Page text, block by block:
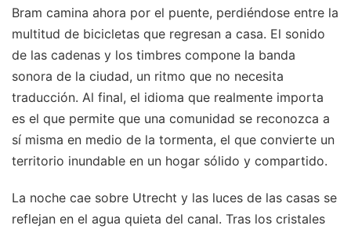
Bram camina ahora por el puente, perdiéndose entre la
multitud de bicicletas que regresan a casa. El sonido
de las cadenas y los timbres compone la banda
sonora de la ciudad, un ritmo que no necesita
traducción. Al final, el idioma que realmente importa
es el que permite que una comunidad se reconozca a
sí misma en medio de la tormenta, el que convierte un
territorio inundable en un hogar sólido y compartido.
La noche cae sobre Utrecht y las luces de las casas se
reflejan en el agua quieta del canal. Tras los cristales